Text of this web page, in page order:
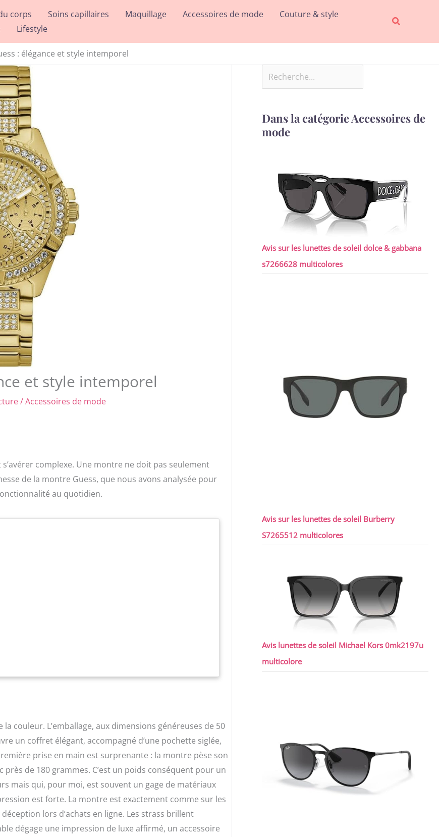
corps Soins capillaires Maquillage Accessoires de mode
Couture & style
Lifestyle
Rechercher
: élégance et style intemporel
et style intemporel
/Accessoires de mode
complexe. Une montre ne doit pas seulement
de la montre Guess, que nous avons analysée pour
au quotidien.
couleur. L’emballage, aux dimensions généreuses de 50
un coffret élégant, accompagné d’une pochette siglée,
prise en main est surprenante : la montre pèse son
de 180 grammes. C’est un poids conséquent pour un
mais qui, pour moi, est souvent un gage de matériaux
est forte. La montre est exactement comme sur les
lors d’achats en ligne. Les strass brillent
dégage une impression de luxe affirmé, un accessoire
Dans la catégorie Accessoires de
mode
Avis sur les lunettes de soleil dolce & gabbana
s7266628 multicolores
Avis sur les lunettes de soleil Burberry
S7265512 multicolores
Avis lunettes de soleil Michael Kors 0mk2197u
multicolore